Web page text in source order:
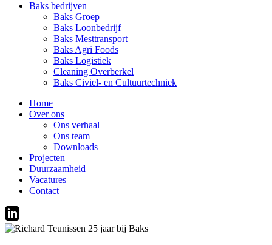
Baks bedrijven
Baks Groep
Baks Loonbedrijf
Baks Mesttransport
Baks Agri Foods
Baks Logistiek
Cleaning Overberkel
Baks Civiel- en Cultuurtechniek
Home
Over ons
Ons verhaal
Ons team
Downloads
Projecten
Duurzaamheid
Vacatures
Contact